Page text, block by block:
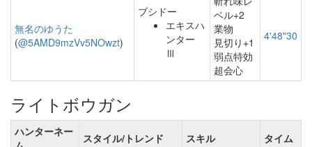
無名のゆうた
(@5AMD9mzVv5NOwzt)
ブシドー
エキスハ
ンター
Ⅲ
ベル+2
業物
見切り+1
弱点特効
超会心
4'48"30
ライトボウガン
ハンターネー
スタイル/トレンド スキル タイム